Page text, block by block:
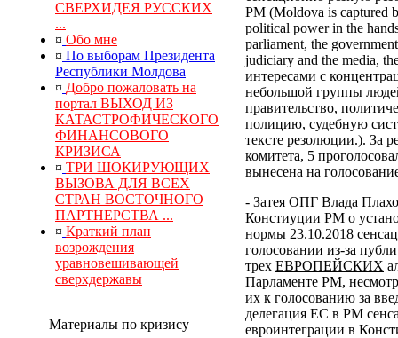
СВЕРХИДЕЯ РУССКИХ
...
¤ Обо мне
¤ По выборам Президента
Республики Молдова
¤ Добро пожаловать на
портал ВЫХОД ИЗ
КАТАСТРОФИЧЕСКОГО
ФИНАНСОВОГО
КРИЗИСА
¤ ТРИ ШОКИРУЮЩИХ
ВЫЗОВА ДЛЯ ВСЕХ
СТРАН ВОСТОЧНОГО
ПАРТНЕРСТВА ...
¤ Краткий план
возрождения
уравновешивающей
сверхдержавы
Материалы по кризису
РМ (Moldova is captured
political power in the
parliament, the
judiciary and the media,
интересами с
небольшой группы
правительство,
полицию, судебную
тексте резолюции.). За
комитета, 5
вынесена на
- Затея ОПГ Влада
Констиуции РМ о
нормы 23.10.2018
голосовании из-за
трех ЕВРОПЕЙСКИХ
Парламенте РМ,
их к голосованию за
делегация ЕС в РМ
евроинтеграции в